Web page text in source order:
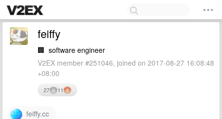
feiffy
🏢 software engineer
V2EX member #251046, joined on 2017-08-27 16:08:48
+08:00
27 11
feiffy.cc